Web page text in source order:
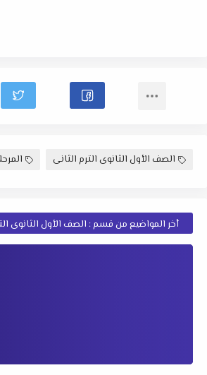
الصف الأول الثانوى الترم الثانى
أخر المواضيع من قسم : الصف الأول الثانوى